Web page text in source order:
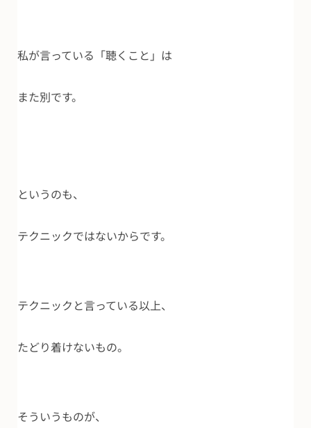
私が言っている「聴くこと」は
また別です。
というのも、
テクニックではないからです。
テクニックと言っている以上、
たどり着けないもの。
そういうものが、